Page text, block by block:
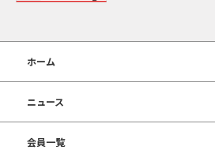
ホーム
ニュース
会員一覧